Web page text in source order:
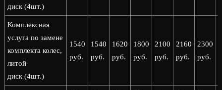
диск (4шт.)
Комплексная
услуга по замене
комплекта колес,
литой
диск (4шт.)
1540
руб.
1540
руб.
1620
руб.
1800
руб.
2100
руб.
2160
руб.
2300
руб.